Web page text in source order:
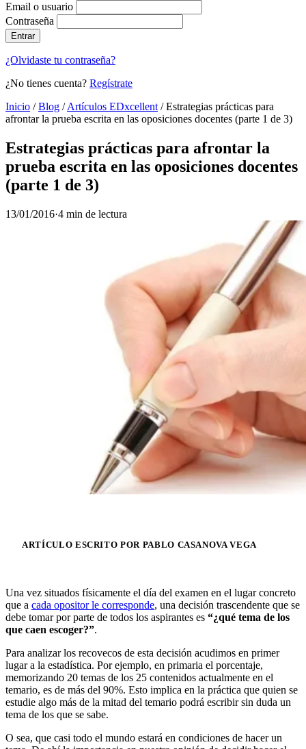
Email o usuario
Contraseña
Entrar
¿Olvidaste tu contraseña?
¿No tienes cuenta? Regístrate
Inicio / Blog / Artículos EDxcellent /Estrategias prácticas para
afrontar la prueba escrita en las oposiciones docentes (parte 1 de 3)
Estrategias prácticas para afrontar la
prueba escrita en las oposiciones docentes
(parte 1 de 3)
13/01/2016·4 min de lectura
ARTÍCULO ESCRITO POR PABLO CASANOVA VEGA
Una vez situados físicamente el día del examen en el lugar concreto
que a cada opositor le corresponde, una decisión trascendente que se
debe tomar por parte de todos los aspirantes es “¿qué tema de los
que caen escoger?”.
Para analizar los recovecos de esta decisión acudimos en primer
lugar a la estadística. Por ejemplo, en primaria el porcentaje,
memorizando 20 temas de los 25 contenidos actualmente en el
temario, es de más del 90%. Esto implica en la práctica que quien se
estudie algo más de la mitad del temario podrá escribir sin duda un
tema de los que se sabe.
O sea, que casi todo el mundo estará en condiciones de hacer un